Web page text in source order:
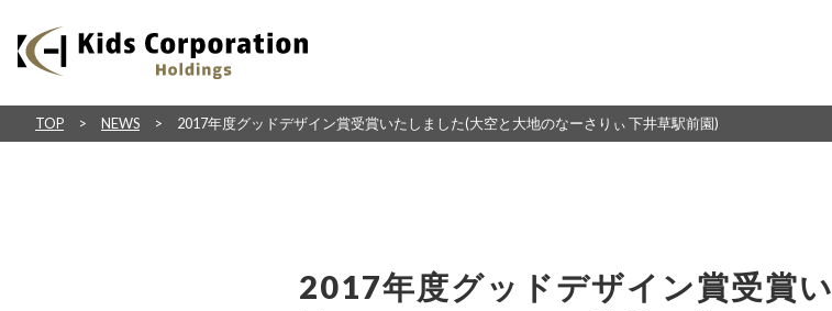
TOP NEWS 2017年度グッドデザイン賞受賞いたしました(大空と大地のなーさりぃ 下井草駅前園)
2017年度グッドデザイン賞受賞